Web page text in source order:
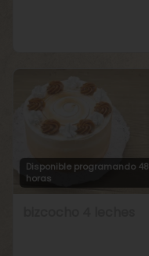
Disponible programando 48
horas